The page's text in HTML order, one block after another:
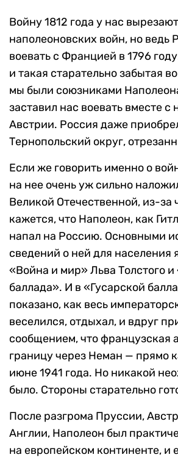
Войну 1812 года у нас
наполеоновских войн, но ведь
воевать с Францией в 1796
и такая старательно забытая
мы были союзниками
заставил нас воевать вместе с
Австрии. Россия даже
Тернопольский округ,
Если же говорить именно о
на нее очень уж сильно
Великой Отечественной, из-за
кажется, что Наполеон, как
напал на Россию. Основными
сведений о ней для населения
«Война и мир» Льва Толстого и
баллада». И в «Гусарской
показано, как весь
веселился, отдыхал, и вдруг
сообщением, что французская
границу через Неман — прямо
июне 1941 года. Но никакой
было. Стороны старательно
После разгрома Пруссии,
Англии, Наполеон был
на европейском континенте, и